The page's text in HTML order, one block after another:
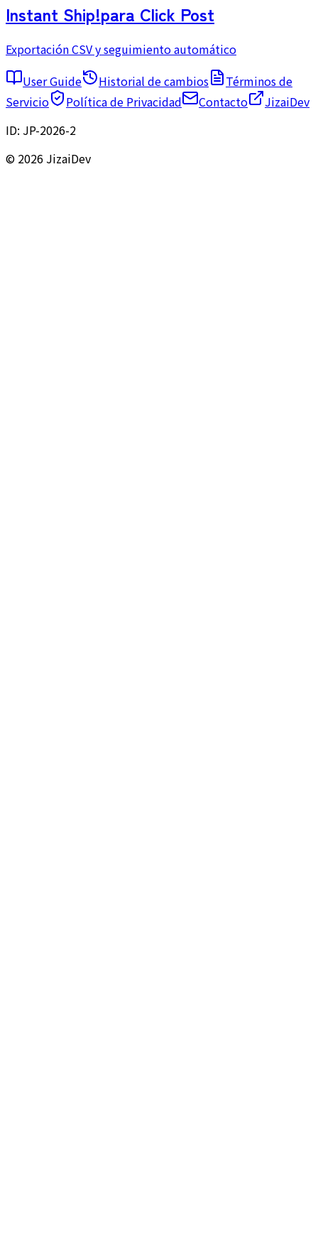
Instant Ship!para Click Post
Exportación CSV y seguimiento automático
User Guide
Historial de cambios
Términos de
Servicio
Política de Privacidad Contacto
JizaiDev
ID: JP-2026-2
© 2026 JizaiDev